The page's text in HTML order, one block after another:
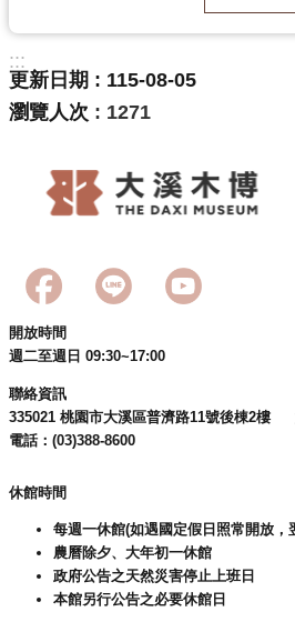
E
n
g
私
權
政
策
網
站
安
政
策
:::
更新日期
115-08-05
瀏覽人次
1271
開放時間
週二至週日 09:30~17:00
聯絡資訊
335021 桃園市大溪區普濟路11號後棟2樓
電話：(03)388-8600
休館時間
每週一休館(如遇國定假日照常開放，
農曆除夕、大年初一休館
政府公告之天然災害停止上班日
本館另行公告之必要休館日